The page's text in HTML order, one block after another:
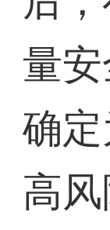
量安
确
高